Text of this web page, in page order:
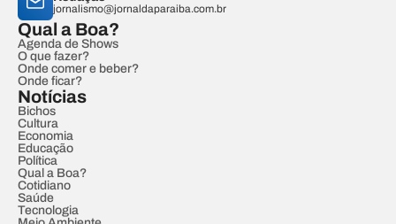
jornalismo@jornaldaparaiba.com.br
Qual a Boa?
Agenda de Shows
O que fazer?
Onde comer e beber?
Onde ficar?
Notícias
Bichos
Cultura
Economia
Educação
Política
Qual a Boa?
Cotidiano
Saúde
Tecnologia